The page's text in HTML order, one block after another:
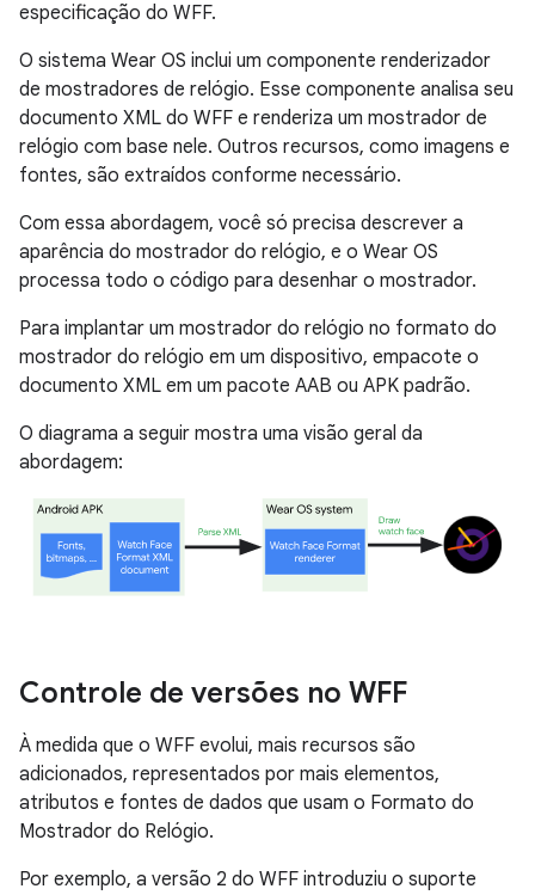
especificação do WFF.
O sistema Wear OS inclui um componente renderizador
de mostradores de relógio. Esse componente analisa seu
documento XML do WFF e renderiza um mostrador de
relógio com base nele. Outros recursos, como imagens e
fontes, são extraídos conforme necessário.
Com essa abordagem, você só precisa descrever a
aparência do mostrador do relógio, e o Wear OS
processa todo o código para desenhar o mostrador.
Para implantar um mostrador do relógio no formato do
mostrador do relógio em um dispositivo, empacote o
documento XML em um pacote AAB ou APK padrão.
O diagrama a seguir mostra uma visão geral da
abordagem:
Controle de versões no WFF
À medida que o WFF evolui, mais recursos são
adicionados, representados por mais elementos,
atributos e fontes de dados que usam o Formato do
Mostrador do Relógio.
Por exemplo, a versão 2 do WFF introduziu o suporte